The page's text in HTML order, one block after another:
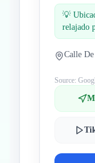
💡
relajado
Calle
Source: